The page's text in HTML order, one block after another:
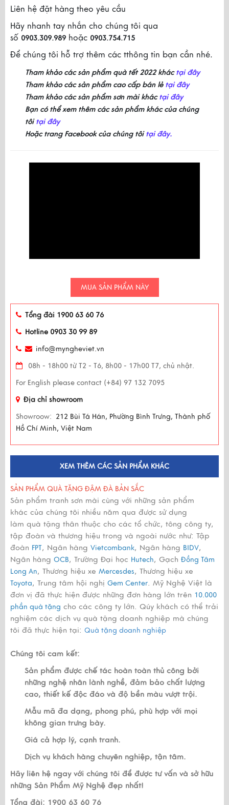
Liên hệ đặt hàng theo yêu cầu
Hãy nhanh tay nhắn cho chúng tôi qua
số 0903.309.989 hoặc 0903.754.715
Để chúng tôi hỗ trợ thêm các tthông tin bạn cần nhé.
Tham khảo các sản phẩm quà tết 2022 kháctại đây
Tham khảo các sản phẩm cao cấp bán lẻ tại đây
Tham khảo các sản phẩm sơn mài kháctại đây
Bạn có thể xem thêm các sản phẩm khác của chúng
tôitại đây
Hoặc trang Facebook của chúng tôitại đây.
MUA SẢN PHẨM NÀY
Tổng đài 1900 63 60 76
Hotline 0903 30 99 89
info@myngheviet.vn
08h - 18h00 từ T2 - T6, 8h00 - 17h00 T7, chủ nhật.
For English please contact (+84) 97 132 7095
Địa chỉ showroom
Showroow: 212 Bùi Tá Hán, Phường Bình Trưng, Thành phố
Hồ Chí Minh, Việt Nam
XEM THÊM CÁC SẢN PHẨM KHÁC
SẢN PHẨM QUÀ TẶNG ĐẬM ĐÀ BẢN SẮC
Sản phẩm tranh sơn mài cùng với những sản phẩm
khác của chúng tôi nhiều năm qua được sử dụng
làm quà tặng thân thuộc cho các tổ chức, tông công ty,
tập đoàn và thương hiệu trong và ngoài nước như: Tập
đoàn FPT, Ngân hàng Vietcombank, Ngân hàng BIDV,
Ngân hàng OCB, Trường Đại học Hutech, Gạch Đồng Tâm
Long An, Thương hiệu xe Mercesdes, Thương hiệu xe
Toyota, Trung tâm hội nghị Gem Center. Mỹ Nghệ Việt là
đơn vị đã thực hiện được những đơn hàng lớn trên 10.000
phần quà tặng cho các công ty lớn. Qúy khách có thể trải
nghiệm các dịch vụ quà tặng doanh nghiệp mà chúng
tôi đã thực hiện tại: Quà tặng doanh nghiệp
Chúng tôi cam kết:
Sản phẩm được chế tác hoàn toàn thủ công bởi
những nghệ nhân lành nghề, đảm bảo chất lượng
cao, thiết kế độc đáo và độ bền màu vượt trội.
Mẫu mã đa dạng, phong phú, phù hợp với mọi
không gian trưng bày.
Giá cả hợp lý, cạnh tranh.
Dịch vụ khách hàng chuyên nghiệp, tận tâm.
Hãy liên hệ ngay với chúng tôi để được tư vấn và sở hữu
những Sản Phẩm Mỹ Nghệ đẹp nhất!
Tổng đài: 1900 63 60 76